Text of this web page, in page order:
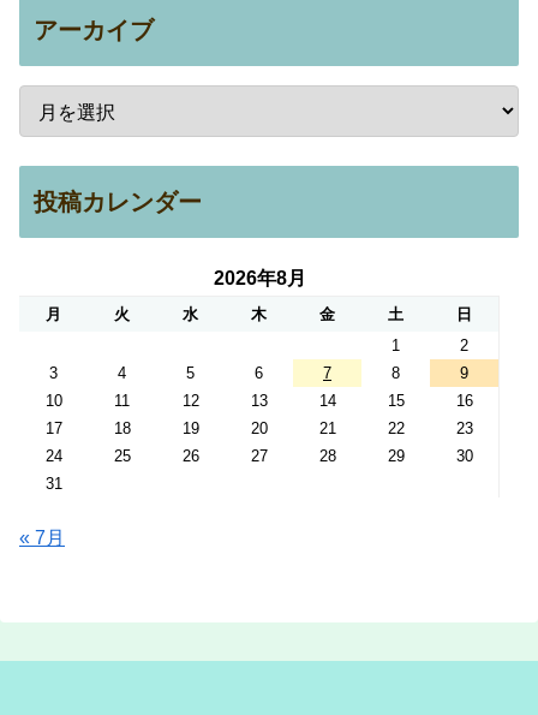
アーカイブ
投稿カレンダー
2026年8月
月 火 水 木 金 土
日
1
2
3
4 5 6 7 8
9
10
11 12 13 14 15
16
17
18 19 20 21 22
23
24
25 26 27 28 29
30
31
« 7月